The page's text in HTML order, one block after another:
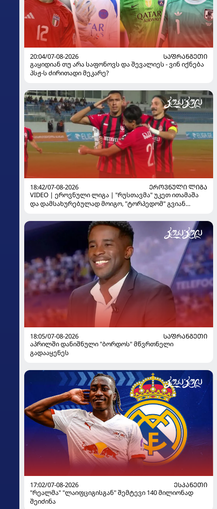
20:04/07-08-2026
ᲡᲐᲤᲠᲐᲜᲒᲔᲗᲘ
გაყიდიან თუ არა საფონოვს და შევალიეს - ვინ იქნება
პსჟ-ს ძირითადი მეკარე?
18:42/07-08-2026
ᲔᲠᲝᲕᲜᲣᲚᲘ ᲚᲘᲒᲐ
VIDEO | ეროვნული ლიგა | "რუსთავმა" უკეთ ითამაშა
და დამსახურებულად მოიგო, "ტორპედომ" გვიან
18:05/07-08-2026
ᲡᲐᲤᲠᲐᲜᲒᲔᲗᲘ
აპრილში დანიშნული "ბორდოს" მწვრთნელი
გადააყენეს
17:02/07-08-2026
ᲔᲡᲞᲐᲜᲔᲗᲘ
"რეალმა" "ლაიფციგისგან" შემტევი 140 მილიონად
შეიძინა